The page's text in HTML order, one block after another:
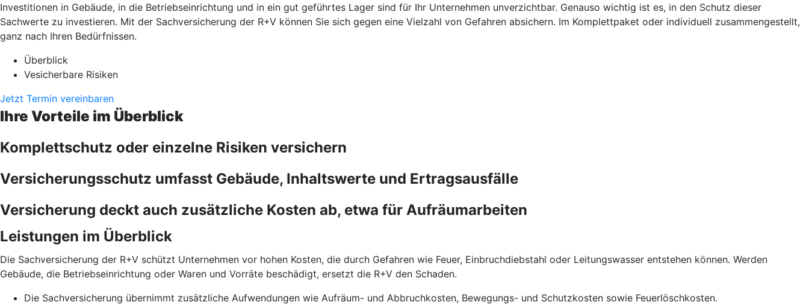
Investitionen in Gebäude, in die Betriebseinrichtung und in ein gut geführtes Lager sind für Ihr Unternehmen unverzichtbar. Genauso wichtig ist es, in den Schutz dieser
Sachwerte zu investieren. Mit der Sachversicherung der R+V können Sie sich gegen eine Vielzahl von Gefahren absichern. Im Komplettpaket oder individuell zusammengestellt,
ganz nach Ihren Bedürfnissen.
Überblick
Vesicherbare Risiken
Jetzt Termin vereinbaren
Ihre Vorteile im Überblick
Komplettschutz oder einzelne Risiken versichern
Versicherungsschutz umfasst Gebäude, Inhaltswerte und Ertragsausfälle
Versicherung deckt auch zusätzliche Kosten ab, etwa für Aufräumarbeiten
Leistungen im Überblick
Die Sachversicherung der R+V schützt Unternehmen vor hohen Kosten, die durch Gefahren wie Feuer, Einbruchdiebstahl oder Leitungswasser entstehen können. Werden
Gebäude, die Betriebseinrichtung oder Waren und Vorräte beschädigt, ersetzt die R+V den Schaden.
Die Sachversicherung übernimmt zusätzliche Aufwendungen wie Aufräum- und Abbruchkosten, Bewegungs- und Schutzkosten sowie Feuerlöschkosten.